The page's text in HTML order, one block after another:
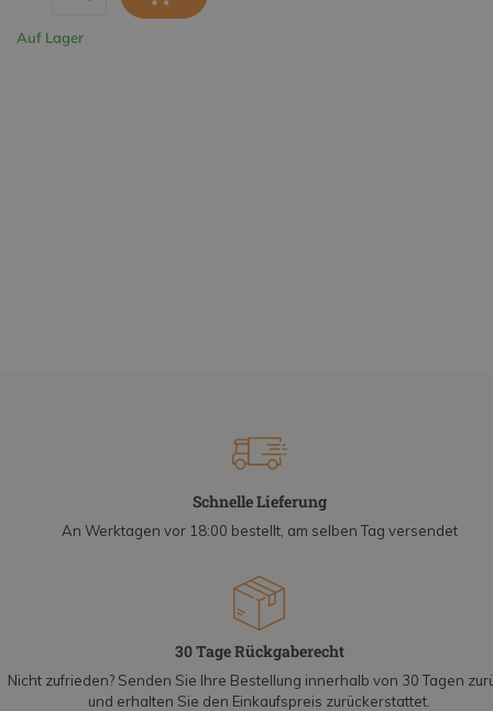
Auf Lager
Schnelle Lieferung
An Werktagen vor 18:00 bestellt, am selben Tag versendet
30 Tage Rückgaberecht
Nicht zufrieden? Senden Sie Ihre Bestellung innerhalb von 30 Tagen
und erhalten Sie den Einkaufspreis zurückerstattet.